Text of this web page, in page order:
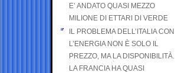
E’ ANDATO QUASI MEZZO
MILIONE DI ETTARI DI VERDE
IL PROBLEMA DELL’ITALIA CON
L’ENERGIA NON È SOLO IL
PREZZO, MA LA DISPONIBILITÀ.
LA FRANCIA HA QUASI